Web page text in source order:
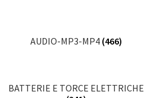
AUDIO-MP3-MP4 (466)
BATTERIE E TORCE ELETTRICHE